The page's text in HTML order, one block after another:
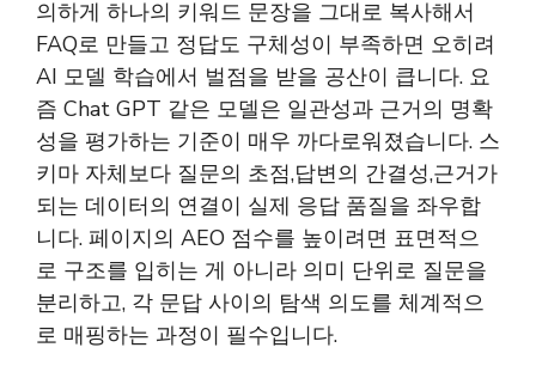
의하게 하나의 키워드 문장을 그대로 복사해서
FAQ로 만들고 정답도 구체성이 부족하면 오히려
AI 모델 학습에서 벌점을 받을 공산이 큽니다. 요
즘 Chat GPT 같은 모델은 일관성과 근거의 명확
성을 평가하는 기준이 매우 까다로워졌습니다. 스
키마 자체보다 질문의 초점,답변의 간결성,근거가
되는 데이터의 연결이 실제 응답 품질을 좌우합
니다. 페이지의 AEO 점수를 높이려면 표면적으
로 구조를 입히는 게 아니라 의미 단위로 질문을
분리하고, 각 문답 사이의 탐색 의도를 체계적으
로 매핑하는 과정이 필수입니다.